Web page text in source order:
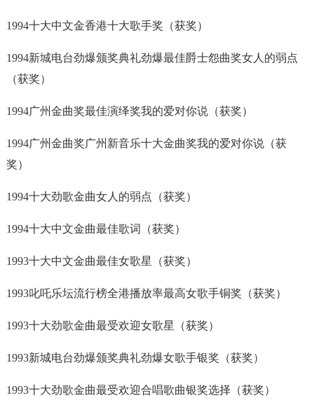
1994十大中文金香港十大歌手奖（获奖）
1994新城电台劲爆颁奖典礼劲爆最佳爵士怨曲奖女人的弱点
（获奖）
1994广州金曲奖最佳演绎奖我的爱对你说（获奖）
1994广州金曲奖广州新音乐十大金曲奖我的爱对你说（获
奖）
1994十大劲歌金曲女人的弱点（获奖）
1994十大中文金曲最佳歌词（获奖）
1993十大中文金曲最佳女歌星（获奖）
1993叱吒乐坛流行榜全港播放率最高女歌手铜奖（获奖）
1993十大劲歌金曲最受欢迎女歌星（获奖）
1993新城电台劲爆颁奖典礼劲爆女歌手银奖（获奖）
1993十大劲歌金曲最受欢迎合唱歌曲银奖选择（获奖）